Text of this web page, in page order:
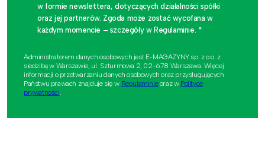
w formie newslettera, dotyczących działalności spółki
oraz jej partnerów. Zgoda może zostać wycofana w
każdym momencie – szczegóły w Regulaminie. *
Administratorem danych osobowych jest E-MAGAZYNY sp. z o.o. z
siedzibą w Warszawie, ul. Szturmowa 2, 02-678 Warszawa. Więcej
informacji o przetwarzaniu danych osobowych oraz przysługujących
Państwu prawach znajduje się w Regulaminieoraz w Polityce
prywatności.